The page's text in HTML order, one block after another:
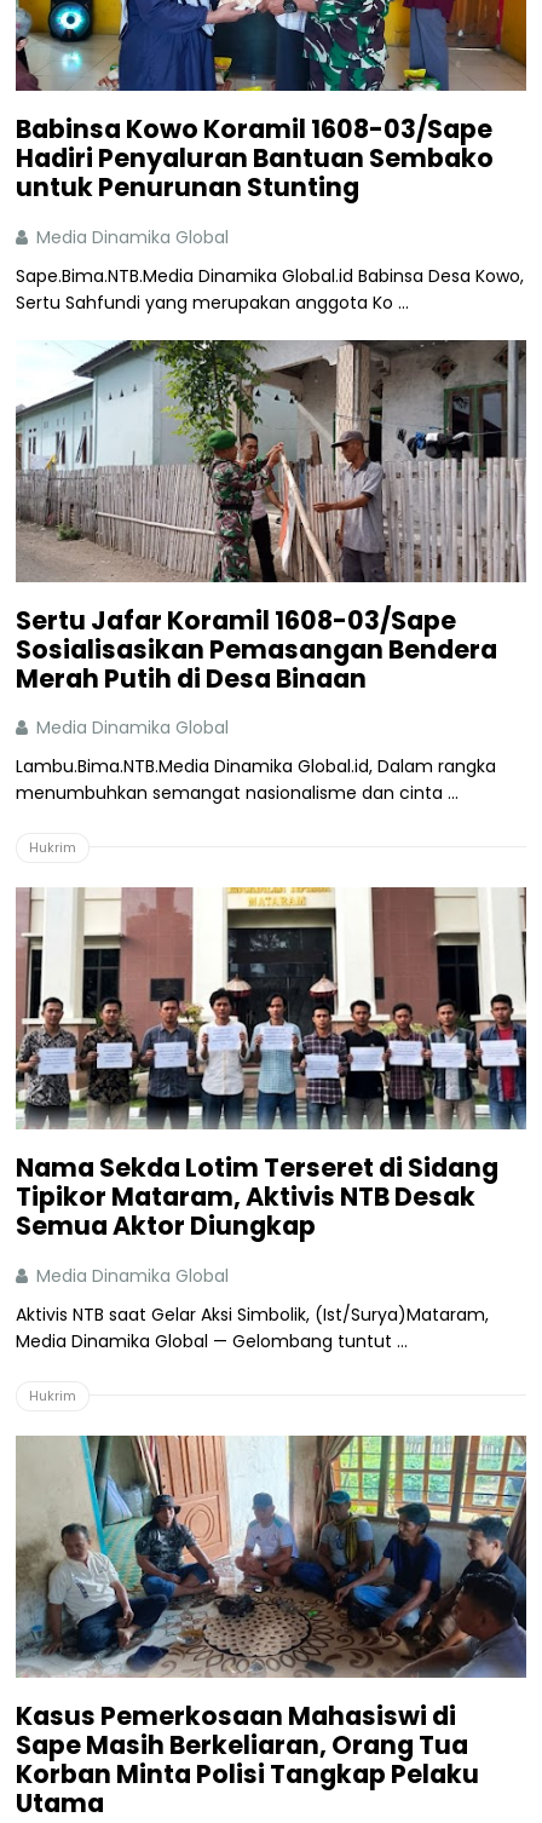
Babinsa Kowo Koramil 1608-03/Sape
Hadiri Penyaluran Bantuan Sembako
untuk Penurunan Stunting
Media Dinamika Global
Sape.Bima.NTB.Media Dinamika Global.id Babinsa Desa Kowo,
Sertu Sahfundi yang merupakan anggota Ko ...
Sertu Jafar Koramil 1608-03/Sape
Sosialisasikan Pemasangan Bendera
Merah Putih di Desa Binaan
Media Dinamika Global
Lambu.Bima.NTB.Media Dinamika Global.id, Dalam rangka
menumbuhkan semangat nasionalisme dan cinta ...
Hukrim
Nama Sekda Lotim Terseret di Sidang
Tipikor Mataram, Aktivis NTB Desak
Semua Aktor Diungkap
Media Dinamika Global
Aktivis NTB saat Gelar Aksi Simbolik, (Ist/Surya)Mataram,
Media Dinamika Global — Gelombang tuntut ...
Hukrim
Kasus Pemerkosaan Mahasiswi di
Sape Masih Berkeliaran, Orang Tua
Korban Minta Polisi Tangkap Pelaku
Utama